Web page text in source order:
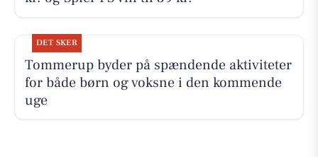
DET SKER
Tommerup byder på spændende aktiviteter
for både børn og voksne i den kommende
uge